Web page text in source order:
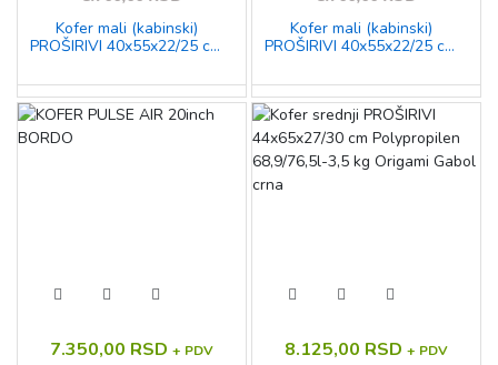
Kofer mali (kabinski)
PROŠIRIVI 40x55x22/25 cm
kg Origami Gabol tirkiz
Kofer mali (kabinski)
PROŠIRIVI 40x55x22/25 cm
kg Origami Gabol plava
7.350,00 RSD + PDV 8.125,00 RSD + PDV